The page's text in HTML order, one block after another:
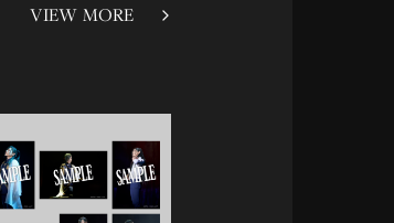
VIEW MORE